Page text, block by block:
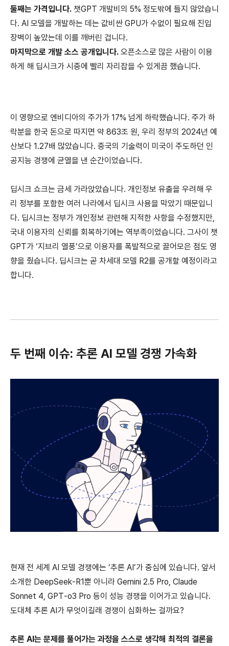
둘째는 가격입니다. 챗GPT 개발비의 5% 정도밖에 들지 않았습니
다. AI 모델을 개발하는 데는 값비싼 GPU가 수없이 필요해 진입
장벽이 높았는데 이를 깨버린 겁니다.
마지막으로 개발 소스 공개입니다. 오픈소스로 많은 사람이 이용
하게 해 딥시크가 시중에 빨리 자리잡을 수 있게끔 했습니다.
이 영향으로 엔비디아의 주가가 17% 넘게 하락했습니다. 주가 하
락분을 한국 돈으로 따지면 약 863조 원, 우리 정부의 2024년 예
산보다 1.27배 많았습니다. 중국의 기술력이 미국이 주도하던 인
공지능 경쟁에 균열을 낸 순간이었습니다.
딥시크 쇼크는 금세 가라앉았습니다. 개인정보 유출을 우려해 우
리 정부를 포함한 여러 나라에서 딥시크 사용을 막았기 때문입니
다. 딥시크는 정부가 개인정보 관련해 지적한 사항을 수정했지만,
국내 이용자의 신뢰를 회복하기에는 역부족이었습니다. 그사이 챗
GPT가 ‘지브리 열풍’으로 이용자를 폭발적으로 끌어모은 점도 영
향을 줬습니다. 딥시크는 곧 차세대 모델 R2를 공개할 예정이라고
합니다.
두 번째 이슈: 추론 AI 모델 경쟁 가속화
현재 전 세계 AI 모델 경쟁에는 ‘추론 AI’가 중심에 있습니다. 앞서
소개한 DeepSeek-R1뿐 아니라 Gemini 2.5 Pro, Claude
Sonnet 4, GPT-o3 Pro 등이 성능 경쟁을 이어가고 있습니다.
도대체 추론 AI가 무엇이길래 경쟁이 심화하는 걸까요?
추론 AI는 문제를 풀어가는 과정을 스스로 생각해 최적의 결론을